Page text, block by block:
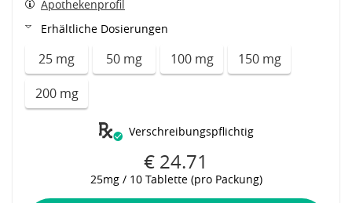
Apothekenprofil
Erhältliche Dosierungen
25 mg 50 mg 100 mg
150 mg
200 mg
Verschreibungspflichtig
€ 24.71
25mg / 10 Tablette (pro Packung)